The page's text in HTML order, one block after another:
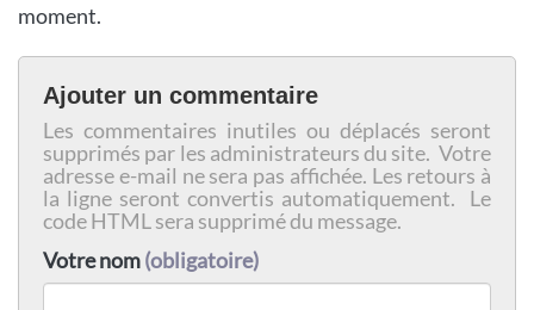
moment.
Ajouter un commentaire
Les commentaires inutiles ou déplacés seront
supprimés par les administrateurs du site. Votre
adresse e-mail ne sera pas affichée. Les retours à
la ligne seront convertis automatiquement. Le
code HTML sera supprimé du message.
Votre nom(obligatoire)